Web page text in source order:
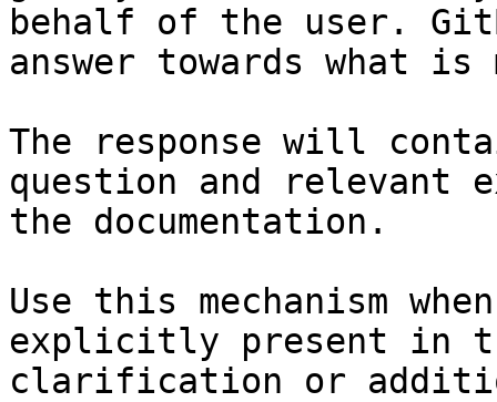
behalf of the user.
answer towards what
The response will
question and relevant
the documentation.
Use this mechanism
explicitly present in
clarification or